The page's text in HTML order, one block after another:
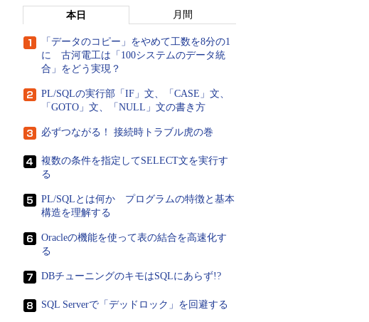
本日 月間
「データのコピー」をやめて工数を8分の1
に 古河電工は「100システムのデータ統
合」をどう実現？
PL/SQLの実行部「IF」文、「CASE」文、
「GOTO」文、「NULL」文の書き方
必ずつながる！ 接続時トラブル虎の巻
複数の条件を指定してSELECT文を実行す
る
PL/SQLとは何か プログラムの特徴と基本
構造を理解する
Oracleの機能を使って表の結合を高速化す
る
DBチューニングのキモはSQLにあらず!?
SQL Serverで「デッドロック」を回避する